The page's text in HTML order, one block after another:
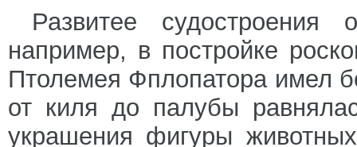
Развитее
например, в постройке
Птолемея Фплопатора имел
от киля до палубы
украшения фигуры